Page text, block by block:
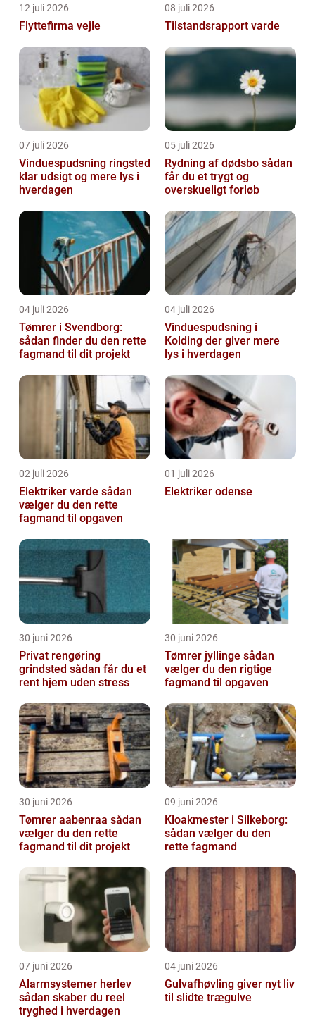
12 juli 2026
Flyttefirma vejle
08 juli 2026
Tilstandsrapport varde
07 juli 2026
Vinduespudsning ringsted
klar udsigt og mere lys i
hverdagen
05 juli 2026
Rydning af dødsbo sådan
får du et trygt og
overskueligt forløb
04 juli 2026
Tømrer i Svendborg:
sådan finder du den rette
fagmand til dit projekt
04 juli 2026
Vinduespudsning i
Kolding der giver mere
lys i hverdagen
02 juli 2026
Elektriker varde sådan
vælger du den rette
fagmand til opgaven
01 juli 2026
Elektriker odense
30 juni 2026
Privat rengøring
grindsted sådan får du et
rent hjem uden stress
30 juni 2026
Tømrer jyllinge sådan
vælger du den rigtige
fagmand til opgaven
30 juni 2026
Tømrer aabenraa sådan
vælger du den rette
fagmand til dit projekt
09 juni 2026
Kloakmester i Silkeborg:
sådan vælger du den
rette fagmand
07 juni 2026
Alarmsystemer herlev
sådan skaber du reel
tryghed i hverdagen
04 juni 2026
Gulvafhøvling giver nyt liv
til slidte trægulve